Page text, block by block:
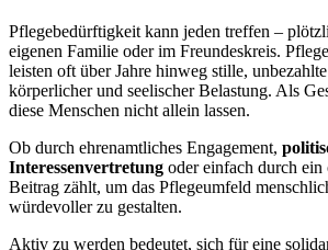
Pflegebedürftigkeit kann jeden treffen –
eigenen Familie oder im Freundeskreis.
leisten oft über Jahre hinweg stille,
körperlicher und seelischer Belastung. Als
diese Menschen nicht allein lassen.
Ob durch ehrenamtliches Engagement,
Interessenvertretung oder einfach durch ein
Beitrag zählt, um das Pflegeumfeld
würdevoller zu gestalten.
Aktiv zu werden bedeutet, sich für eine